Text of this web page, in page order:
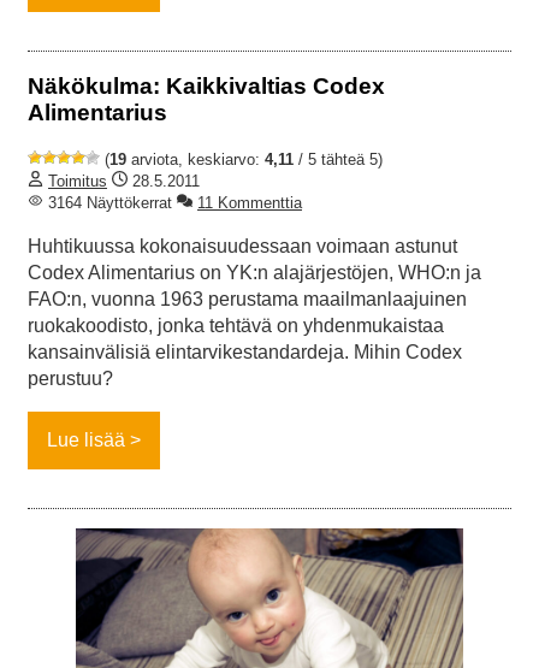
Näkökulma: Kaikkivaltias Codex
Alimentarius
(19 arviota, keskiarvo: 4,11 / 5 tähteä 5)
Toimitus
28.5.2011
3164 Näyttökerrat
11 Kommenttia
Huhtikuussa kokonaisuudessaan voimaan astunut
Codex Alimentarius on YK:n alajärjestöjen, WHO:n ja
FAO:n, vuonna 1963 perustama maailmanlaajuinen
ruokakoodisto, jonka tehtävä on yhdenmukaistaa
kansainvälisiä elintarvikestandardeja. Mihin Codex
perustuu?
Lue lisää